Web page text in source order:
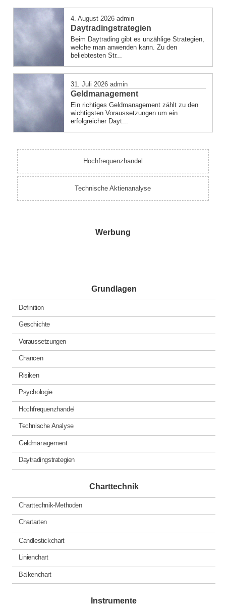
4. August 2026 admin
Daytradingstrategien
Beim Daytrading gibt es unzählige Strategien,
welche man anwenden kann. Zu den
beliebtesten Str...
31. Juli 2026 admin
Geldmanagement
Ein richtiges Geldmanagement zählt zu den
wichtigsten Voraussetzungen um ein
erfolgreicher Dayt...
Hochfrequenzhandel
Technische Aktienanalyse
Werbung
Grundlagen
Definition
Geschichte
Voraussetzungen
Chancen
Risiken
Psychologie
Hochfrequenzhandel
Technische Analyse
Geldmanagement
Daytradingstrategien
Charttechnik
Charttechnik-Methoden
Chartarten
Candlestickchart
Linienchart
Balkenchart
Instrumente